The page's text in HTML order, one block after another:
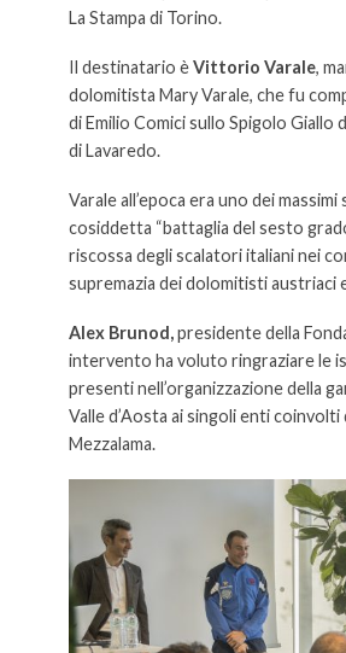
La Stampa di Torino.
Il destinatario èVittorio Varale,
dolomitista Mary Varale, che fu
di Emilio Comici sullo Spigolo Giallo
di Lavaredo.
Varale all’epoca era uno dei
cosiddetta “battaglia del sesto
riscossa degli scalatori italiani nei
supremazia dei dolomitisti austriaci
Alex Brunod,presidente della
intervento ha voluto ringraziare le
presenti nell’organizzazione della
Valle d’Aosta ai singoli enti
Mezzalama.